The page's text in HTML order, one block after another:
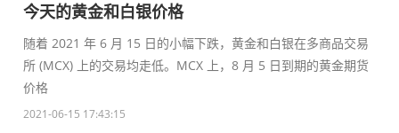
今天的黄金和白银价格
随着 2021 年 6 月 15 日的小幅下跌，黄金和白银在多商品交易
所 (MCX) 上的交易均走低。MCX 上，8 月 5 日到期的黄金期货
价格
2021-06-15 17:43:15